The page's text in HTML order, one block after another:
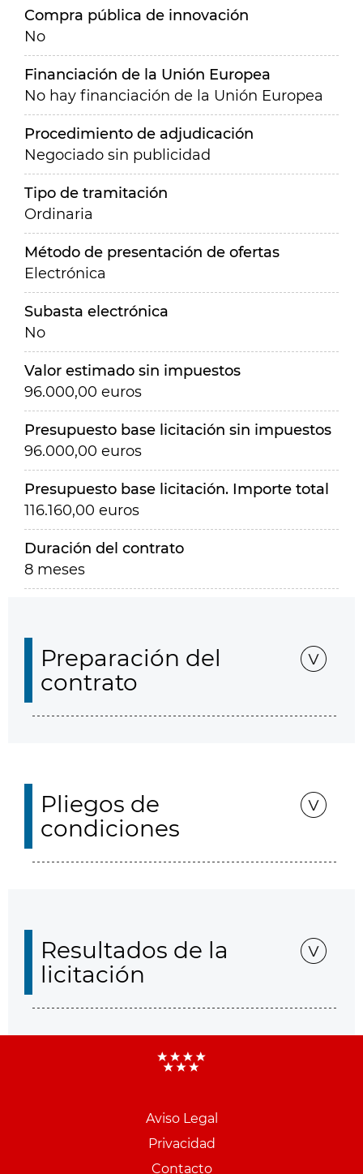
Compra pública de innovación
No
Financiación de la Unión Europea
No hay financiación de la Unión Europea
Procedimiento de adjudicación
Negociado sin publicidad
Tipo de tramitación
Ordinaria
Método de presentación de ofertas
Electrónica
Subasta electrónica
No
Valor estimado sin impuestos
96.000,00 euros
Presupuesto base licitación sin impuestos
96.000,00 euros
Presupuesto base licitación. Importe total
116.160,00 euros
Duración del contrato
8 meses
Preparación del
contrato
Pliegos de
condiciones
Resultados de la
licitación
Aviso Legal
Privacidad
Contacto